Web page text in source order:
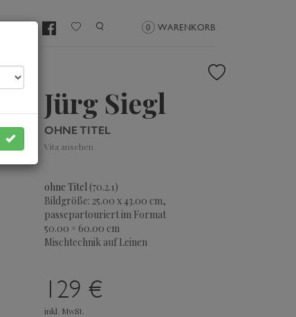
0 WARENKORB
Jürg Siegl
OHNE TITEL
Vita ansehen
ohne Titel (70.2.1)
Bildgröße: 25.00 x 43.00 cm,
passepartouriert im Format
50.00 × 60.00 cm
Mischtechnik auf Leinen
129 €
inkl. MwSt.